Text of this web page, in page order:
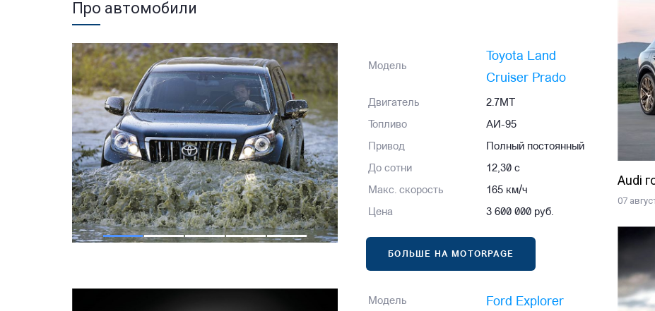
Про автомобили
Модель
Toyota Land
Cruiser Prado
Двигатель 2.7MT
Топливо АИ-95
Привод Полный постоянный
До сотни 12,30 с
Макс. скорость 165 км/ч
Цена 3 600 000 руб.
БОЛЬШЕ НА MOTORPAGE
Модель Ford Explorer
Audi
07